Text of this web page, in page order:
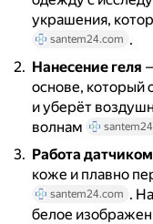
украшения,
santem24.com .
Нанесение геля
основе, который
и уберёт
волнам
Работа датчиком
коже и плавно
santem24.com .
белое